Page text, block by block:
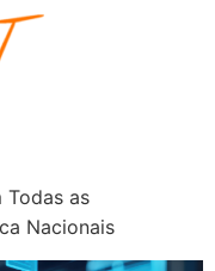
Todas as
Nacionais